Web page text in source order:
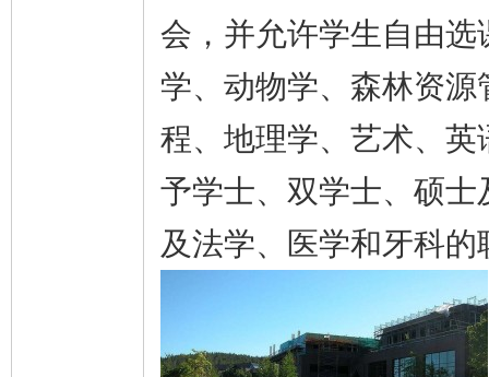
会，并允许学生自由
学、动物学、森林资
程、地理学、艺术、
予学士、双学士、硕
及法学、医学和牙科